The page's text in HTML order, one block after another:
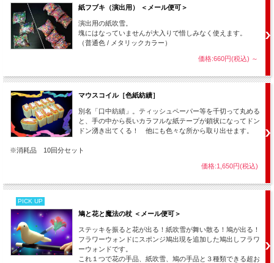
◆マルチカラータイプ（５回分セット）
１パック約１,０００枚の紙吹雪の中に、赤青黄白の４色が混ぜ合わせてありま
す。
これにより、カラフルで華やかな演技がお楽しみいただけます。
紙フブキ（演出用） ＜メール便可＞
演出用の紙吹雪。
塊にはなっていませんが大入りで惜しみなく使えます。
（普通色 / メタリックカラー）
価格:660円(税込) ～
マウスコイル［色紙紡績］
別名「口中紡績」。ティッシュペーパー等を千切って丸める
と、手の中から長いカラフルな紙テープが鎖状になってドン
ドン湧き出てくる！ 他にも色々な所から取り出せます。
※消耗品 10回分セット
価格:1,650円(税込)
PICK UP
鳩と花と魔法の杖 ＜メール便可＞
ステッキを振ると花が出る！紙吹雪が舞い散る！鳩が出る！
フラワーウォンドにスポンジ鳩出現を追加した鳩出しフラワ
ーウォンドです。
これ１つで花の手品、紙吹雪、鳩の手品と３種類できる超お